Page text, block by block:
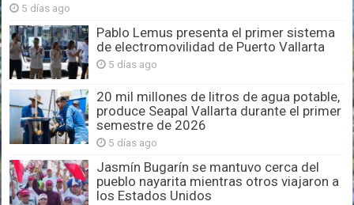
5 días ago
Pablo Lemus presenta el primer sistema
de electromovilidad de Puerto Vallarta
5 días ago
20 mil millones de litros de agua potable,
produce Seapal Vallarta durante el primer
semestre de 2026
5 días ago
Jasmín Bugarín se mantuvo cerca del
pueblo nayarita mientras otros viajaron a
los Estados Unidos